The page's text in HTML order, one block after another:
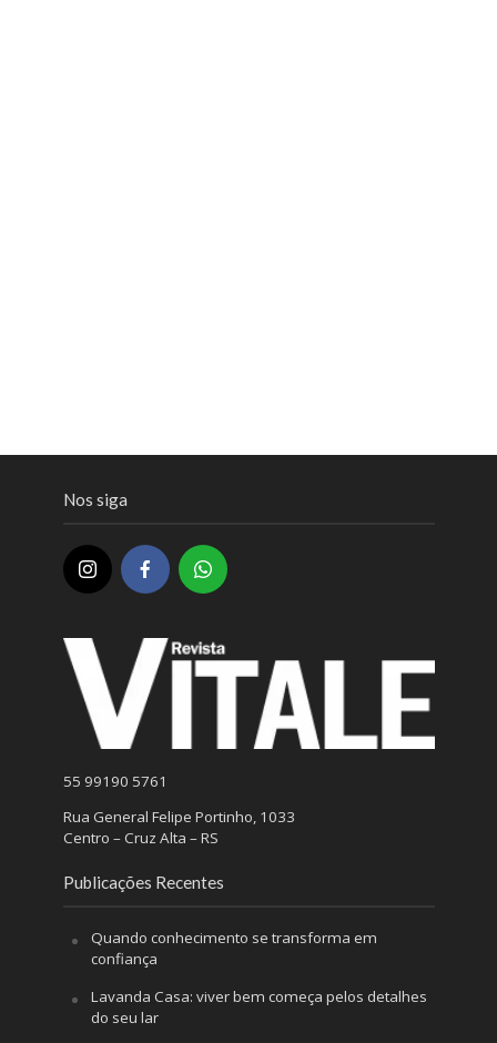
Nos siga
55 99190 5761
Rua General Felipe Portinho, 1033
Centro – Cruz Alta – RS
Publicações Recentes
Quando conhecimento se transforma em
confiança
Lavanda Casa: viver bem começa pelos detalhes
do seu lar